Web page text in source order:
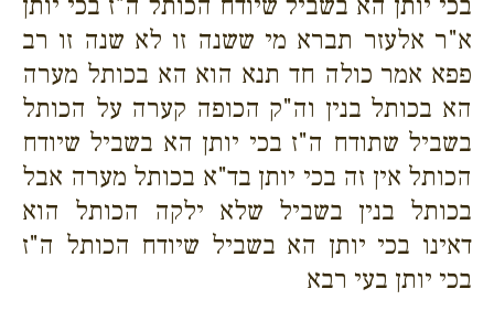
א"ר אלעזר תברא מי ששנה זו לא שנה זו רב
פפא אמר כולה חד תנא הוא הא בכותל מערה
הא בכותל בנין וה"ק הכופה קערה על הכותל
בשביל שתודח ה"ז בכי יותן הא בשביל שיודח
הכותל אין זה בכי יותן בד"א בכותל מערה אבל
בכותל בנין בשביל שלא ילקה הכותל הוא
דאינו בכי יותן הא בשביל שיודח הכותל ה"ז
בכי יותן בעי רבא